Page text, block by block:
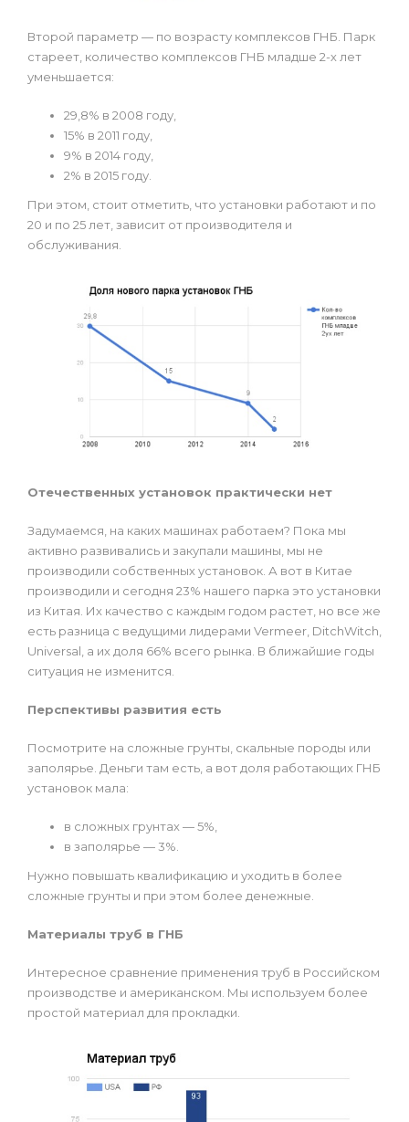
Второй параметр — по возрасту комплексов ГНБ. Парк
стареет, количество комплексов ГНБ младше 2-х лет
уменьшается:
29,8% в 2008 году,
15% в 2011 году,
9% в 2014 году,
2% в 2015 году.
При этом, стоит отметить, что установки работают и по
20 и по 25 лет, зависит от производителя и
обслуживания.
Отечественных установок практически нет
Задумаемся, на каких машинах работаем? Пока мы
активно развивались и закупали машины, мы не
производили собственных установок. А вот в Китае
производили и сегодня 23% нашего парка это установки
из Китая. Их качество с каждым годом растет, но все же
есть разница с ведущими лидерами Vermeer, DitchWitch,
Universal, а их доля 66% всего рынка. В ближайшие годы
ситуация не изменится.
Перспективы развития есть
Посмотрите на сложные грунты, скальные породы или
заполярье. Деньги там есть, а вот доля работающих ГНБ
установок мала:
в сложных грунтах — 5%,
в заполярье — 3%.
Нужно повышать квалификацию и уходить в более
сложные грунты и при этом более денежные.
Материалы труб в ГНБ
Интересное сравнение применения труб в Российском
производстве и американском. Мы используем более
простой материал для прокладки.